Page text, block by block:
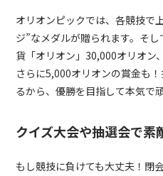
オリオンピックでは、各競技で
ジ”なメダルが贈られます。そ
貨「オリオン」30,000オリオン
さらに5,000オリオンの賞金も
るから、優勝を目指して本気で
クイズ大会や抽選会で素
もし競技に負けても大丈夫！閉